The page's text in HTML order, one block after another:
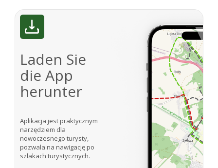
Laden Sie
die App
herunter
Aplikacja jest praktycznym
narzędziem dla
nowoczesnego turysty,
pozwala na nawigację po
szlakach turystycznych.